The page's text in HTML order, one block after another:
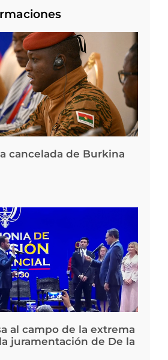
cancelada de Burkina
al campo de la extrema
juramentación de De la